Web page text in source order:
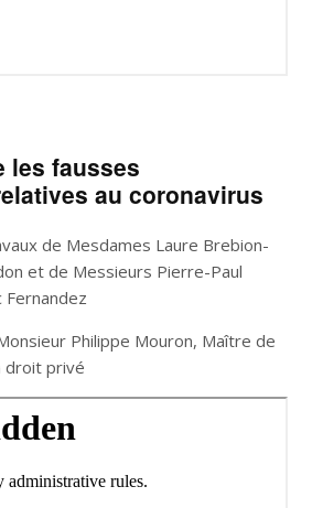
les fausses
au coronavirus
de Mesdames Laure Brebion-
et de Messieurs Pierre-Paul
Philippe Mouron, Maître de
droit privé